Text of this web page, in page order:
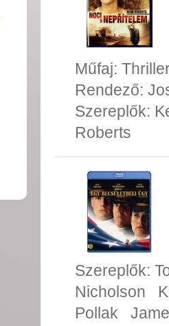
Műfaj:
Rendező:
Szereplők:
Roberts
Szereplők:
Nicholson
Pollak